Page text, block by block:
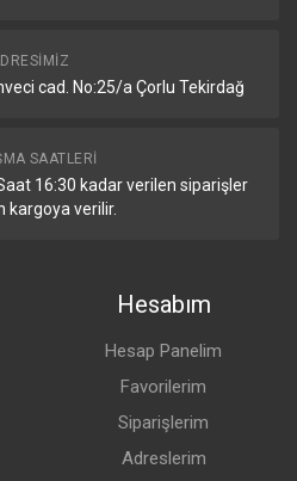
Var
Var
Var
Var
cad. No:25/a Çorlu Tekirdağ
SAATLERI
16:30 kadar verilen siparişler
kargoya verilir.
Hesabım
Hesap Panelim
Favorilerim
Siparişlerim
Adreslerim